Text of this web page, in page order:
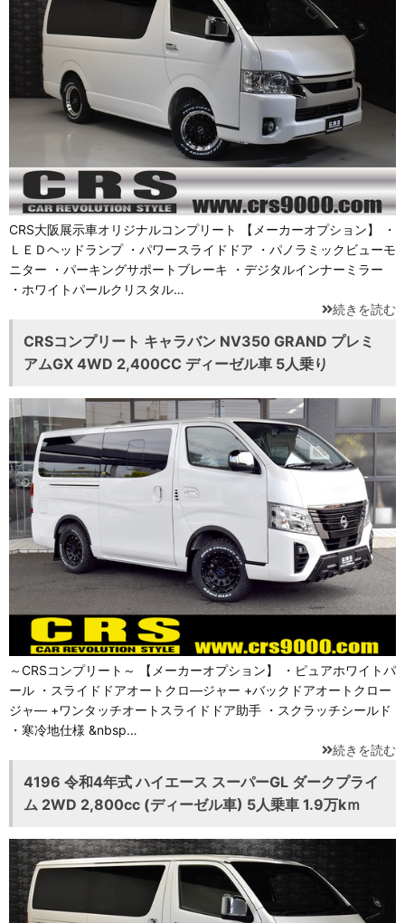
CRS大阪展示車オリジナルコンプリート 【メーカーオプション】 ・
ＬＥＤヘッドランプ ・パワースライドドア ・パノラミックビューモ
ニター ・パーキングサポートブレーキ ・デジタルインナーミラー
・ホワイトパールクリスタル…
続きを読む
CRSコンプリート キャラバン NV350 GRAND プレミ
アムGX 4WD 2,400CC ディーゼル車 5人乗り
～CRSコンプリート～ 【メーカーオプション】 ・ピュアホワイトパ
ール ・スライドドアオートクロ―ジャー +バックドアオートクロー
ジャ― +ワンタッチオートスライドドア助手 ・スクラッチシールド
・寒冷地仕様 &nbsp…
続きを読む
4196 令和4年式 ハイエース スーパーGL ダークプライ
ム 2WD 2,800cc (ディーゼル車) 5人乗車 1.9万kｍ